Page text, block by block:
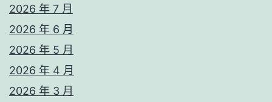
2026 年 7 月
2026 年 6 月
2026 年 5 月
2026 年 4 月
2026 年 3 月